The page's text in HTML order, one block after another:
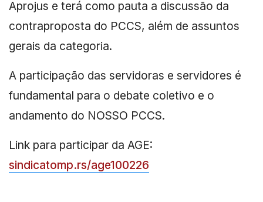
Aprojus e terá como pauta a discussão da
contraproposta do PCCS, além de assuntos
gerais da categoria.
A participação das servidoras e servidores é
fundamental para o debate coletivo e o
andamento do NOSSO PCCS.
Link para participar da AGE:
sindicatomp.rs/age100226